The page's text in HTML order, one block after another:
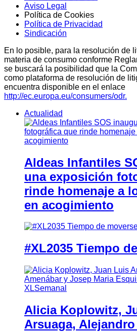
Aviso Legal
Política de Cookies
Política de Privacidad
Sindicación
En lo posible, para la resolución de
materia de consumo conforme
se buscará la posibilidad que la
como plataforma de resolución de
encuentra disponible en el enlace
http://ec.europa.eu/consumers/odr.
Actualidad
Aldeas Infantiles
una exposición
rinde homenaje a
en acogimiento
#XL2035 Tiempo
Alicia Koplowitz,
Arsuaga,